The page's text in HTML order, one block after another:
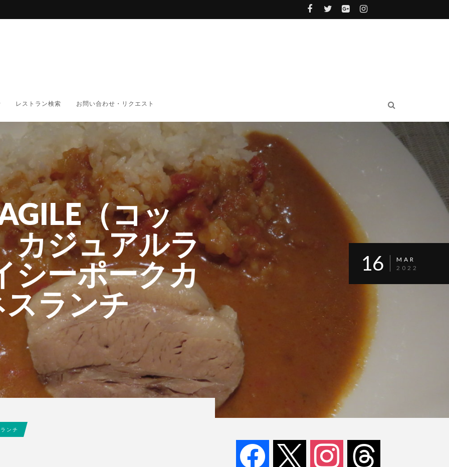
レストラン検索 お問い合わせ・リクエスト
（コッ
ジュアルラ
シーポークカ
ランチ
16
MAR
2022
ンチ
facebook instagram threads